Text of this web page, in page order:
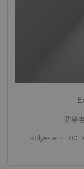
防静
Polyester - 1100